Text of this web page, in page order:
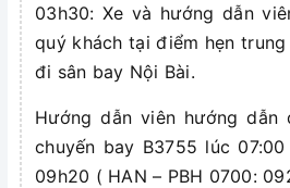
03h30: Xe và hướng dẫn
quý khách tại điểm hẹn
đi sân bay Nội Bài.
Hướng dẫn viên hướng
chuyến bay B3755 lúc
09h20 ( HAN – PBH 0700: